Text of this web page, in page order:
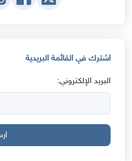
اشترك في القائمة البريدية
البريد الإلكتروني: